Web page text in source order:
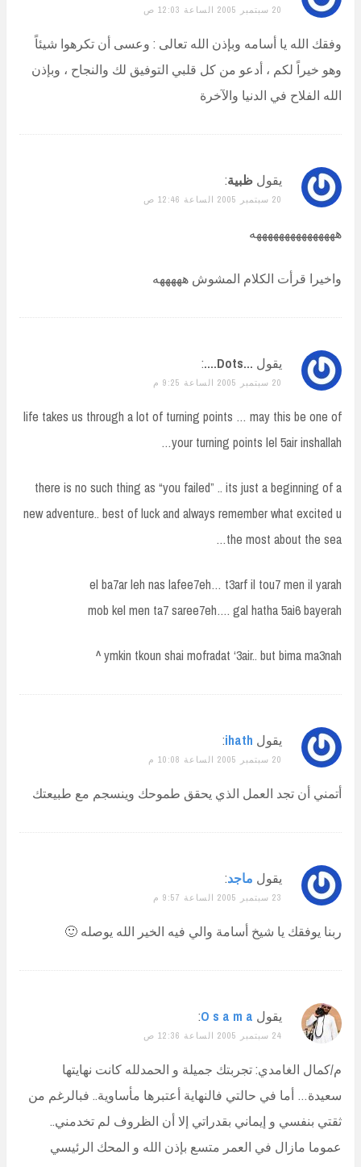
20 سبتمبر 2005 الساعة 12:03 ص
وفقك الله يا أسامه وبإذن الله تعالى : وعسى أن تكرهوا شيئاً
وهو خيراً لكم ، أدعو من كل قلبي التوفيق لك والنجاح ، وبإذن
الله الفلاح في الدنيا والآخرة
يقول ظبية:
20 سبتمبر 2005 الساعة 12:46 ص
هههههههههههههههه
واخيرا قرأت الكلام المشوش هههههه
يقول ...Dots....
:
20 سبتمبر 2005 الساعة 9:25 م
life takes us through a lot of turning points … may this be one of
your turning points lel 5air inshallah…
there is no such thing as “you failed” .. its just a beginning of a
new adventure.. best of luck and always remember what excited u
the most about the sea…
el ba7ar leh nas lafee7eh… t3arf il tou7 men il yarah
mob kel men ta7 saree7eh…. gal hatha 5ai6 bayerah
ymkin tkoun shai mofradat ‘3air.. but bima ma3nah ^
يقول ihath
:
20 سبتمبر 2005 الساعة 10:08 م
أتمني أن تجد العمل الذي يحقق طموحك وينسجم مع طبيعتك
يقول ماجد:
23 سبتمبر 2005 الساعة 9:57 م
ربنا يوفقك يا شيخ أسامة والي فيه الخير الله يوصله 🙂
يقول O s a m a
:
24 سبتمبر 2005 الساعة 12:36 ص
م/كمال الغامدي: تجربتك جميلة و الحمدلله كانت نهايتها
سعيدة… أما في حالتي فالنهاية أعتبرها مأساوية.. فبالرغم من
ثقتي بنفسي و إيماني بقدراتي إلا أن الظروف لم تخدمني..
عموما مازال في العمر متسع بإذن الله و المحك الرئيسي